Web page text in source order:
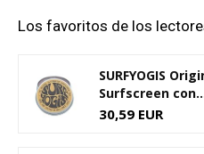
Los favoritos de los
SURFYOGIS
Surfscreen
30,59 EUR